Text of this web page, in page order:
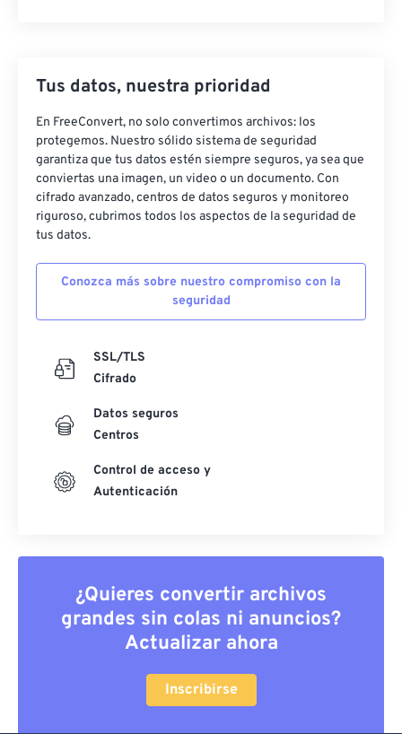
Tus datos, nuestra prioridad
En FreeConvert, no solo convertimos archivos: los
protegemos. Nuestro sólido sistema de seguridad
garantiza que tus datos estén siempre seguros, ya sea que
conviertas una imagen, un video o un documento. Con
cifrado avanzado, centros de datos seguros y monitoreo
riguroso, cubrimos todos los aspectos de la seguridad de
tus datos.
Conozca más sobre nuestro compromiso con la
seguridad
SSL/TLS
Cifrado
Datos seguros
Centros
Control de acceso y
Autenticación
¿Quieres convertir archivos
grandes sin colas ni anuncios?
Actualizar ahora
Inscribirse